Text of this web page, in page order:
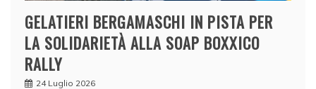
GELATIERI BERGAMASCHI IN PISTA PER
LA SOLIDARIETÀ ALLA SOAP BOXXICO
RALLY
24 Luglio 2026